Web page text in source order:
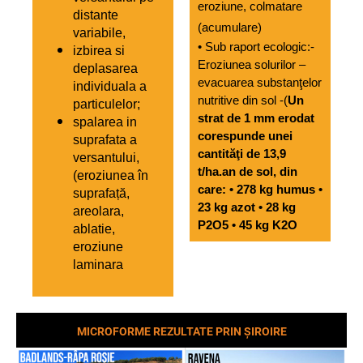
(apa
de Na,
Ca etc.
din roci,
transportându-
i la
distanță);
alterare
biochimică,
efectuată
de
bacterii,
plante
extrași
diferiți
compuși
masa alunecată
găvane (prin unirea crovurilor);
padine (depresiuni mari prin unirea
găvanelor).
distante
variabile,
izbirea si
deplasarea
individuala a
particulelor;
spalarea in
suprafata a
versantului,
(eroziunea în
suprafață,
areolara,
ablatie,
eroziune
laminara
eroziune, colmatare
(acumulare)
• Sub raport ecologic:-
Eroziunea solurilor –
evacuarea substanţelor
nutritive din sol -(Un
strat de 1 mm erodat
corespunde unei
cantităţi de 13,9
t/ha.an de sol, din
care: • 278 kg humus •
23 kg azot • 28 kg
P2O5 • 45 kg K2O
MICROFORME REZULTATE PRIN ȘIROIRE